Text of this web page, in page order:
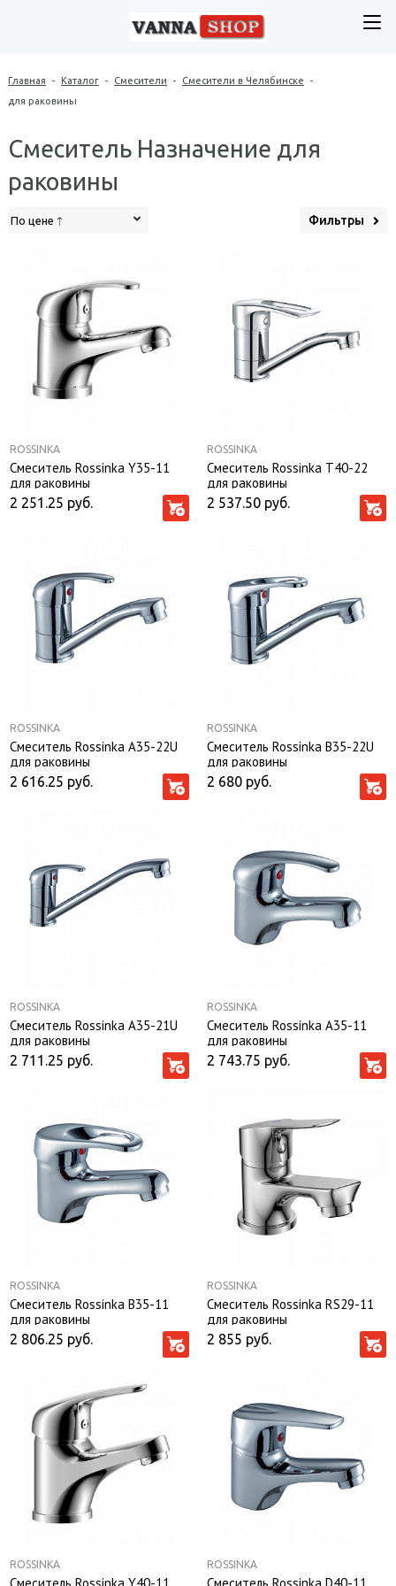
Главная - Каталог - Смесители - Смесители в Челябинске
-
для раковины
Смеситель Назначение для
раковины
По цене Фильтры
ROSSINKA
Смеситель Rossinka Y35-11
для раковины
2 251.25 руб.
ROSSINKA
Смеситель Rossinka T40-22
для раковины
2 537.50 руб.
ROSSINKA
Смеситель Rossinka A35-22U
для раковины
2 616.25 руб.
ROSSINKA
Смеситель Rossinka B35-22U
для раковины
2 680 руб.
ROSSINKA
Смеситель Rossinka A35-21U
для раковины
2 711.25 руб.
ROSSINKA
Смеситель Rossinka A35-11
для раковины
2 743.75 руб.
ROSSINKA
Смеситель Rossinka B35-11
для раковины
2 806.25 руб.
ROSSINKA
Смеситель Rossinka RS29-11
для раковины
2 855 руб.
ROSSINKA ROSSINKA